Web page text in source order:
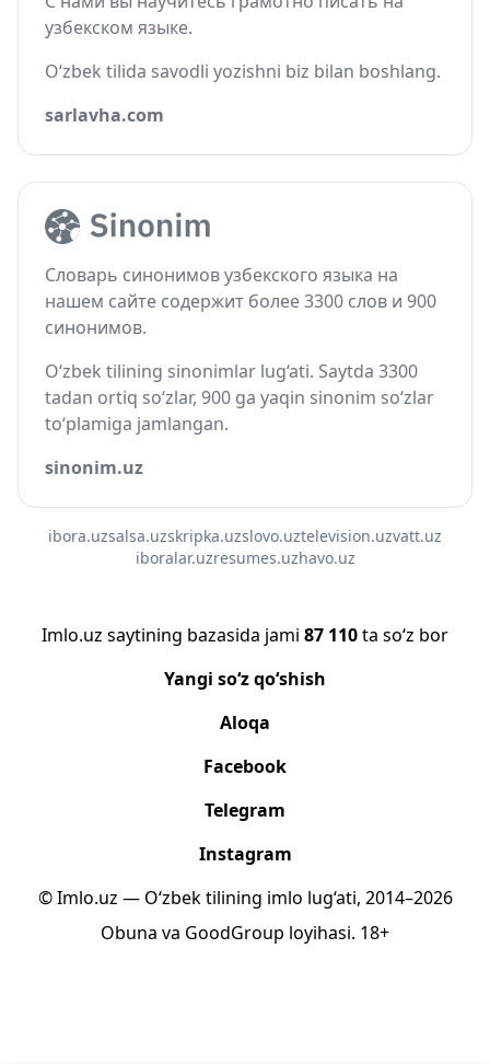
узбекском языке.
O‘zbek tilida savodli yozishni biz bilan boshlang.
sarlavha.com
Словарь синонимов узбекского языка на
нашем сайте содержит более 3300 слов и 900
синонимов.
O‘zbek tilining sinonimlar lug‘ati. Saytda 3300
tadan ortiq so‘zlar, 900 ga yaqin sinonim so‘zlar
to‘plamiga jamlangan.
sinonim.uz
ibora.uzsalsa.uzskripka.uzslovo.uztelevision.uzvatt.uz
iboralar.uzresumes.uzhavo.uz
Imlo.uz saytining bazasida jami 87 110ta so‘z bor
Yangi so‘z qo‘shish
Aloqa
Facebook
Telegram
Instagram
© Imlo.uz — O‘zbek tilining imlo lug‘ati, 2014–2026
Obuna va GoodGroup loyihasi. 18+